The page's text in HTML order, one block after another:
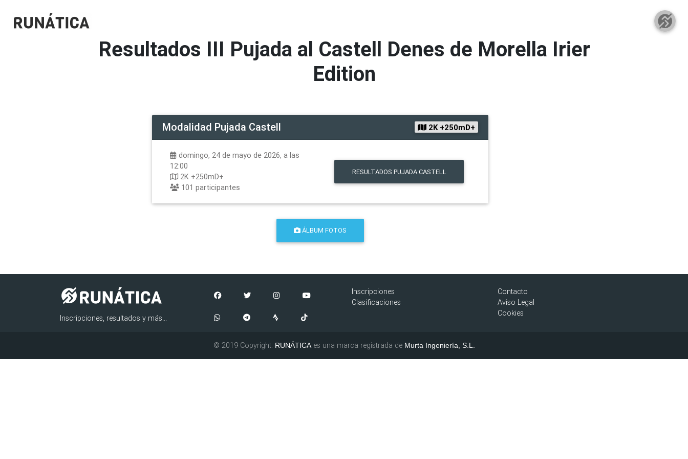
Resultados III Pujada al Castell Denes de Morella Irier
Edition
Modalidad Pujada Castell 2K +250mD+
domingo, 24 de mayo de 2026, a las
12:00
2K +250mD+
101participantes
RESULTADOS PUJADA CASTELL
ÁLBUM FOTOS
Inscripciones, resultados y más...
Inscripciones
Clasificaciones
Contacto
Aviso Legal
Cookies
© 2019 Copyright: RUNÁTICAes una marca registrada de Murta Ingeniería, S.L.